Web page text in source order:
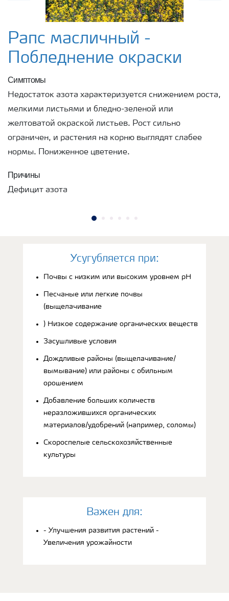
Рапс масличный -
Побледнение окраски
Симптомы
Недостаток азота характеризуется снижением роста,
мелкими листьями и бледно-зеленой или
желтоватой окраской листьев. Рост сильно
ограничен, и растения на корню выглядят слабее
нормы. Пониженное цветение.
Причины
Дефицит азота
Усугубляется при:
Почвы с низким или высоким уровнем рН
Песчаные или легкие почвы
(выщелачивание
) Низкое содержание органических веществ
Засушливые условия
Дождливые районы (выщелачивание/
вымывание) или районы с обильным
орошением
Добавление больших количеств
неразложившихся органических
материалов/удобрений (например, соломы)
Скороспелые сельскохозяйственные
культуры
Bажен для:
- Улучшения развития растений -
Увеличения урожайности